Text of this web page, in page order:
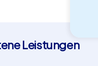
Leistungen